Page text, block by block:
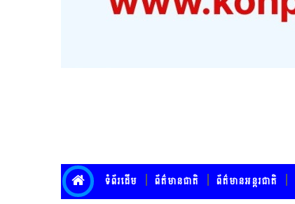
ទំព័រដើម ព័ត៌មានជាតិ ព័ត៌មានអន្តរជាតិ